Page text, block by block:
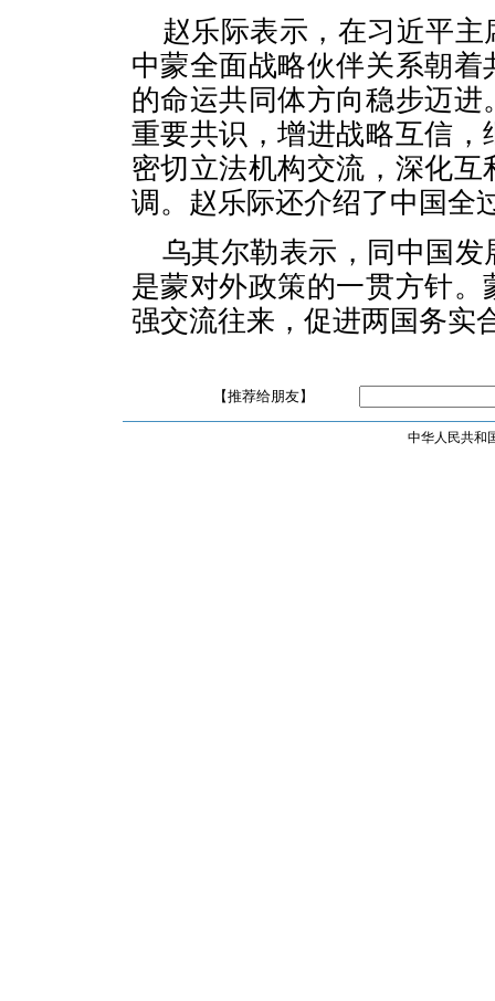
赵乐际表示，在习近平
中蒙全面战略伙伴关系朝
的命运共同体方向稳步迈
重要共识，增进战略互信
密切立法机构交流，深化
调。赵乐际还介绍了中国全
乌其尔勒表示，同中国
是蒙对外政策的一贯方针
强交流往来，促进两国务实
【推荐给朋友】
中华人民共和